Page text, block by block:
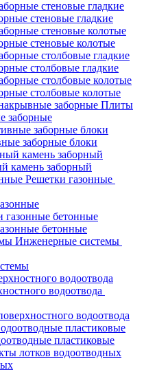
стеновые гладкие
стеновые колотые
столбовые гладкие
столбовые колотые
Плиты
заборные
заборные блоки
камень заборный
Решетки газонные
бетонные
Инженерные системы
водоотвода
водоотвода
пластиковые